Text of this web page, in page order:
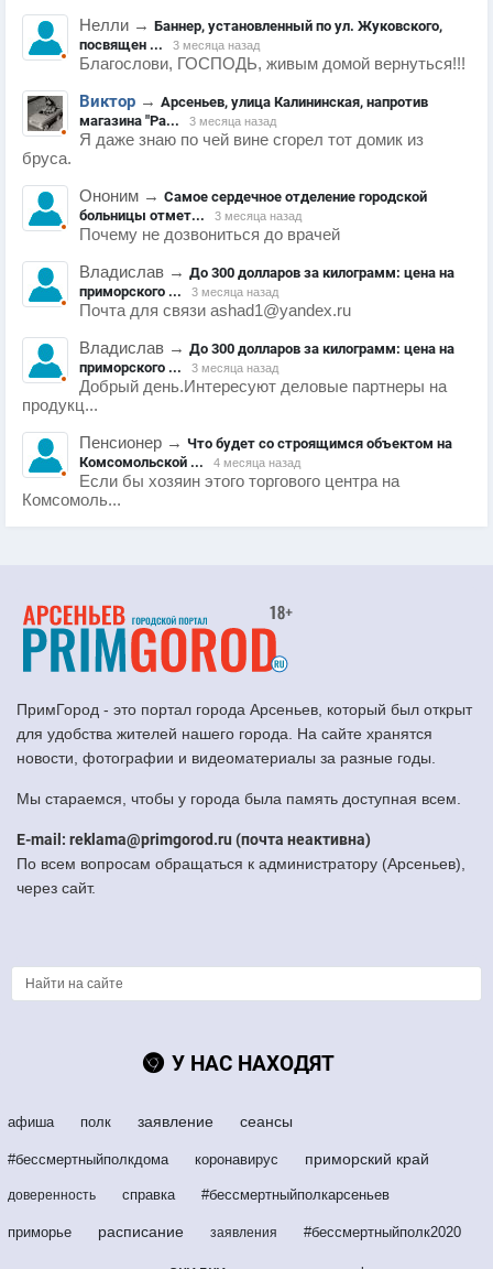
Нелли → Баннер, установленный по ул. Жуковского,
посвящен ...
3 месяца назад
Благослови, ГОСПОДЬ, живым домой вернуться!!!
Виктор → Арсеньев, улица Калининская, напротив
магазина "Ра...
3 месяца назад
Я даже знаю по чей вине сгорел тот домик из
бруса.
Ононим → Самое сердечное отделение городской
больницы отмет...
3 месяца назад
Почему не дозвониться до врачей
Владислав → До 300 долларов за килограмм: цена на
приморского ...
3 месяца назад
Почта для связи ashad1@yandex.ru
Владислав → До 300 долларов за килограмм: цена на
приморского ...
3 месяца назад
Добрый день.Интересуют деловые партнеры на
продукц...
Пенсионер → Что будет со строящимся объектом на
Комсомольской ...
4 месяца назад
Если бы хозяин этого торгового центра на
Комсомоль...
ПримГород - это портал города Арсеньев, который был открыт
для удобства жителей нашего города. На сайте хранятся
новости, фотографии и видеоматериалы за разные годы.
Мы стараемся, чтобы у города была память доступная всем.
E-mail: reklama@primgorod.ru (почта неактивна)
По всем вопросам обращаться к администратору (Арсеньев),
через сайт.
У НАС НАХОДЯТ
афиша полк заявление сеансы
#бессмертныйполкдома коронавирус приморский край
доверенность справка #бессмертныйполкарсеньев
приморье расписание заявления #бессмертныйполк2020